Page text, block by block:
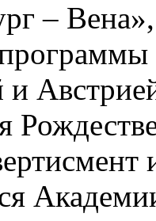
–
и